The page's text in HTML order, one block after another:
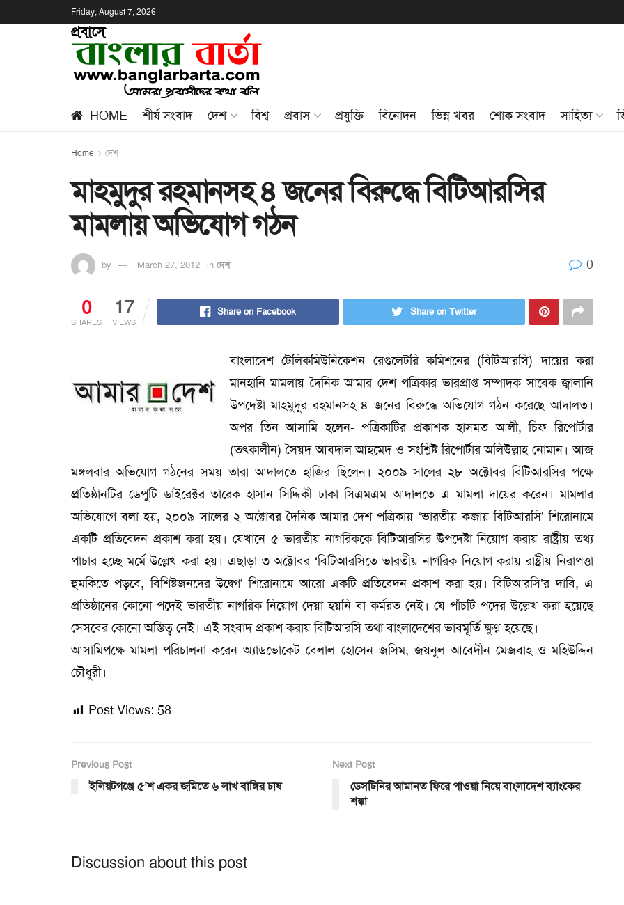
Friday, August 7, 2026
HOME শীর্ষ সংবাদ দেশ বিশ্ব প্রবাস প্রযুক্তি বিনোদন ভিন্ন খবর শোক সংবাদ সাহিত্য
Home দেশ
মাহমুদুর রহমানসহ ৪ জনের বিরুদ্ধে বিটিআরসির
মামলায় অভিযোগ গঠন
by March 27, 2012 in দেশ 0
0
SHARES
17
VIEWS
Share on Facebook Share on Twitter
বাংলাদেশ টেলিকমিউনিকেশন রেগুলেটরি কমিশনের (বিটিআরসি) দায়ের করা
মানহানি মামলায় দৈনিক আমার দেশ পত্রিকার ভারপ্রাপ্ত সম্পাদক সাবেক জ্বালানি
উপদেষ্টা মাহমুদুর রহমানসহ ৪ জনের বিরুদ্ধে অভিযোগ গঠন করেছে আদালত।
অপর তিন আসামি হলেন- পত্রিকাটির প্রকাশক হাসমত আলী, চিফ রিপোর্টার
(তৎকালীন) সৈয়দ আবদাল আহমেদ ও সংশ্লিষ্ট রিপোর্টার অলিউল্লাহ নোমান। আজ
মঙ্গলবার অভিযোগ গঠনের সময় তারা আদালতে হাজির ছিলেন। ২০০৯ সালের ২৮ অক্টোবর বিটিআরসির পক্ষে
প্রতিষ্ঠানটির ডেপুটি ডাইরেক্টর তারেক হাসান সিদ্দিকী ঢাকা সিএমএম আদালতে এ মামলা দায়ের করেন। মামলার
অভিযোগে বলা হয়, ২০০৯ সালের ২ অক্টোবর দৈনিক আমার দেশ পত্রিকায় ‘ভারতীয় কব্জায় বিটিআরসি’ শিরোনামে
একটি প্রতিবেদন প্রকাশ করা হয়। যেখানে ৫ ভারতীয় নাগরিককে বিটিআরসির উপদেষ্টা নিয়োগ করায় রাষ্ট্রীয় তথ্য
পাচার হচ্ছে মর্মে উল্লেখ করা হয়। এছাড়া ৩ অক্টোবর ‘বিটিআরসিতে ভারতীয় নাগরিক নিয়োগ করায় রাষ্ট্রীয় নিরাপত্তা
হুমকিতে পড়বে, বিশিষ্টজনদের উদ্বেগ’ শিরোনামে আরো একটি প্রতিবেদন প্রকাশ করা হয়। বিটিআরসি’র দাবি, এ
প্রতিষ্ঠানের কোনো পদেই ভারতীয় নাগরিক নিয়োগ দেয়া হয়নি বা কর্মরত নেই। যে পাঁচটি পদের উল্লেখ করা হয়েছে
সেসবের কোনো অস্তিত্ব নেই। এই সংবাদ প্রকাশ করায় বিটিআরসি তথা বাংলাদেশের ভাবমূর্তি ক্ষুণ্ন হয়েছে।
আসামিপক্ষে মামলা পরিচালনা করেন অ্যাডভোকেট বেলাল হোসেন জসিম, জয়নুল আবেদীন মেজবাহ ও মহিউদ্দিন
চৌধুরী।
Post Views: 58
Previous Post
ইলিয়টগঞ্জে ৫’শ একর জমিতে ৬ লাখ বাঙ্গির চাষ
Next Post
ডেসটিনির আমানত ফিরে পাওয়া নিয়ে বাংলাদেশ ব্যাংকের
শঙ্কা
Discussion about this post